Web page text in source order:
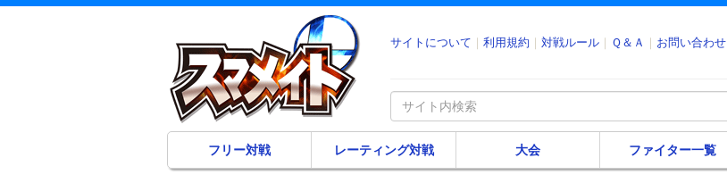
サイトについて 利用規約 対戦ルール Ｑ＆Ａ お問い合わせ
フリー対戦 レーティング対戦 大会 ファイター一覧